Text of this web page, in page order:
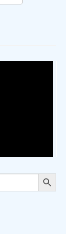
Search Button